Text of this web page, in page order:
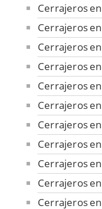
Cerrajeros
Cerrajeros
Cerrajeros
Cerrajeros
Cerrajeros
Cerrajeros
Cerrajeros
Cerrajeros
Cerrajeros
Cerrajeros
Cerrajeros